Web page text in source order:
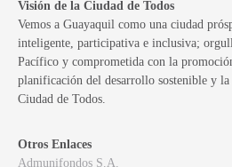
Visión de la Ciudad de Todos
Vemos a Guayaquil como una ciudad
inteligente, participativa e inclusiva;
Pacífico y comprometida con la
planificación del desarrollo sostenible y la
Ciudad de Todos.
Otros Enlaces
Admunifondos S.A.